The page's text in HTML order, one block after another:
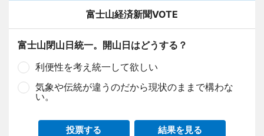
富士山経済新聞VOTE
富士山閉山日統一。開山日はどうする？
利便性を考え統一して欲しい
気象や伝統が違うのだから現状のままで構わな
い。
投票する 結果を見る